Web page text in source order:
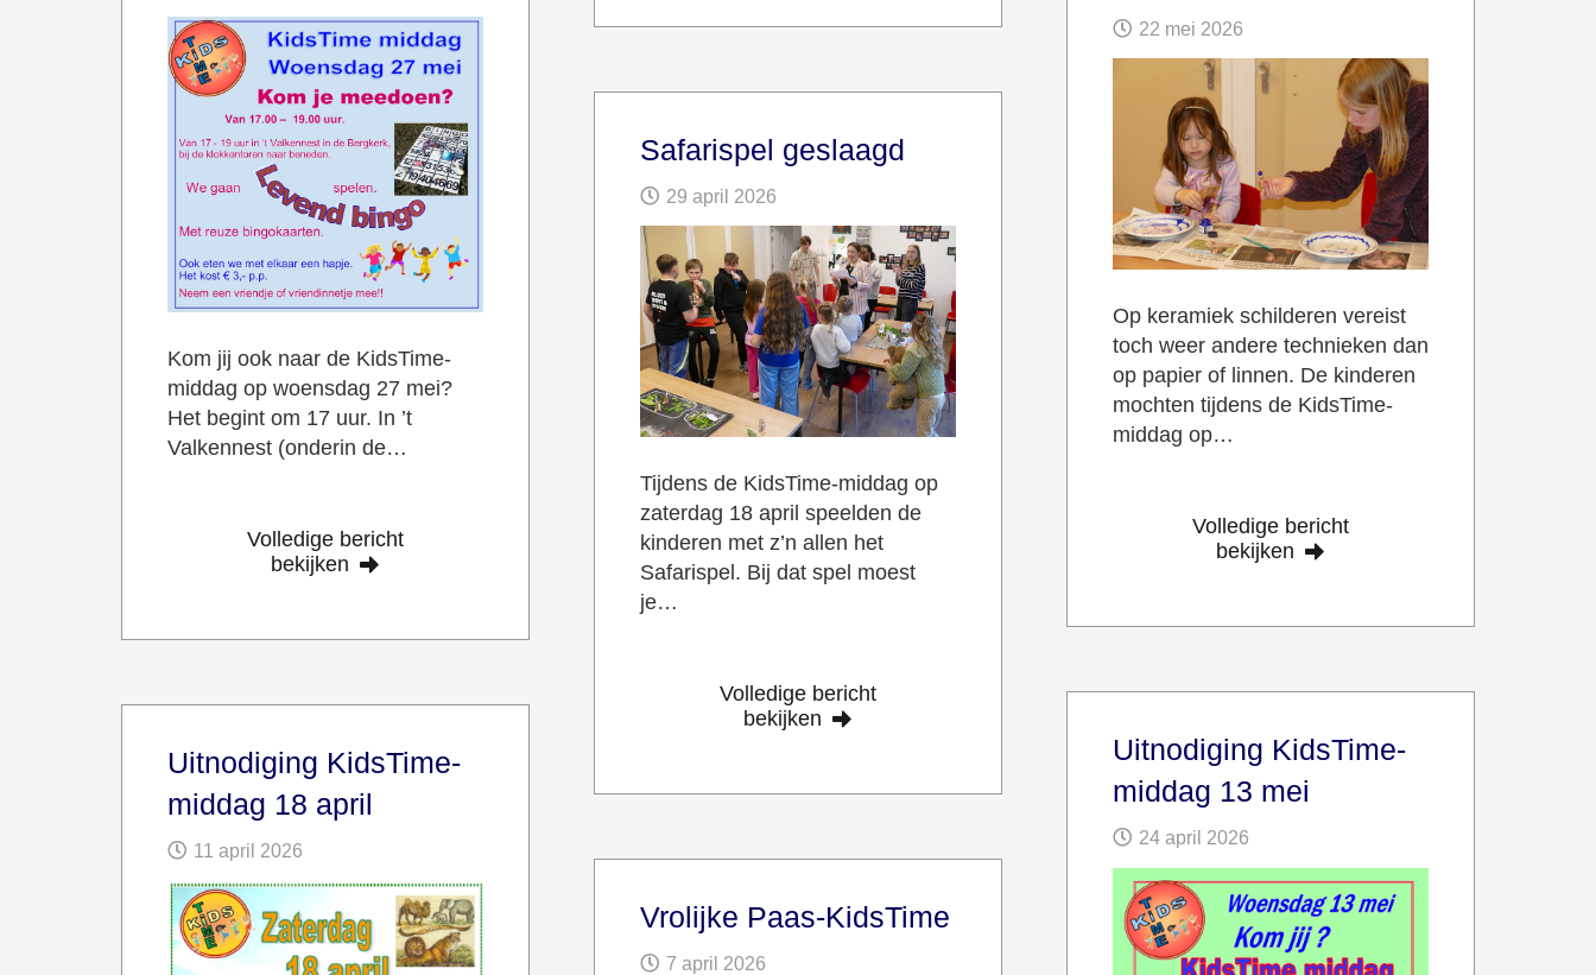
Kom jij ook naar de KidsTime-
middag op woensdag 27 mei?
Het begint om 17 uur. In ’t
Valkennest (onderin de…
Volledige bericht
bekijken
22 mei 2026
Op keramiek schilderen vereist
toch weer andere technieken dan
op papier of linnen. De kinderen
mochten tijdens de KidsTime-
middag op…
Volledige bericht
bekijken
Safarispel geslaagd
29 april 2026
Tijdens de KidsTime-middag op
zaterdag 18 april speelden de
kinderen met z’n allen het
Safarispel. Bij dat spel moest
je…
Volledige bericht
bekijken
Uitnodiging KidsTime-
middag 13 mei
24 april 2026
Uitnodiging KidsTime-
middag 18 april
11 april 2026
Vrolijke Paas-KidsTime
7 april 2026